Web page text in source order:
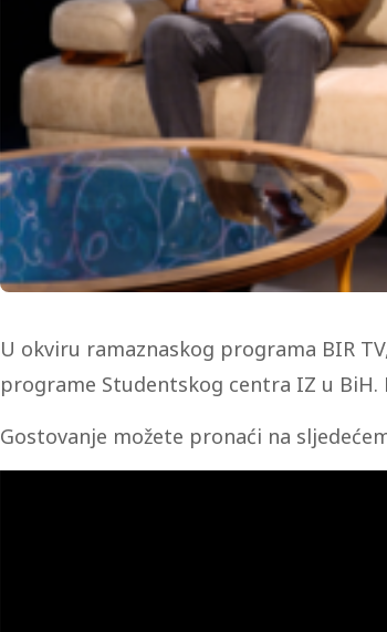
U okviru ramaznaskog programa BIR
programe Studentskog centra IZ u
Gostovanje možete pronaći na